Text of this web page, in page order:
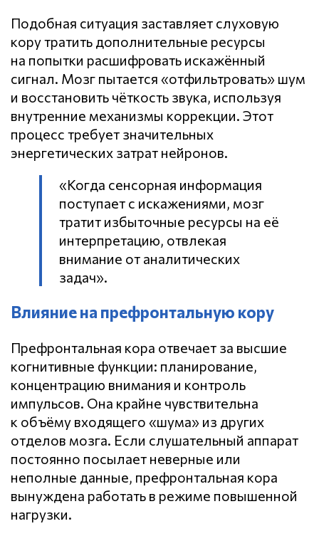
Подобная ситуация заставляет слуховую
кору тратить дополнительные ресурсы
на попытки расшифровать искажённый
сигнал. Мозг пытается «отфильтровать» шум
и восстановить чёткость звука, используя
внутренние механизмы коррекции. Этот
процесс требует значительных
энергетических затрат нейронов.
«Когда сенсорная информация
поступает с искажениями, мозг
тратит избыточные ресурсы на её
интерпретацию, отвлекая
внимание от аналитических
задач».
Влияние на префронтальную кору
Префронтальная кора отвечает за высшие
когнитивные функции: планирование,
концентрацию внимания и контроль
импульсов. Она крайне чувствительна
к объёму входящего «шума» из других
отделов мозга. Если слушательный аппарат
постоянно посылает неверные или
неполные данные, префронтальная кора
вынуждена работать в режиме повышенной
нагрузки.